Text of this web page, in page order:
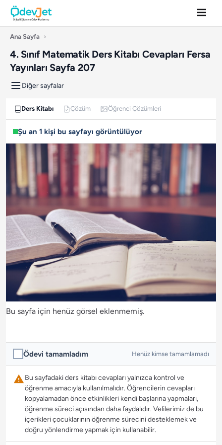
Ana Sayfa ›
4. Sınıf Matematik Ders Kitabı Cevapları Fersa
Yayınları Sayfa 207
Diğer sayfalar
Ders Kitabı Çözüm Öğrenci Çözümleri
Şu an 1 kişi bu sayfayı görüntülüyor
Bu sayfa için henüz görsel eklenmemiş.
Ödevi tamamladım Henüz kimse tamamlamadı
Bu sayfadaki ders kitabı cevapları yalnızca kontrol ve
öğrenme amacıyla kullanılmalıdır. Öğrencilerin cevapları
kopyalamadan önce etkinlikleri kendi başlarına yapmaları,
öğrenme süreci açısından daha faydalıdır. Velilerimiz de bu
içerikleri çocuklarının öğrenme sürecini desteklemek ve
doğru yönlendirme yapmak için kullanabilir.